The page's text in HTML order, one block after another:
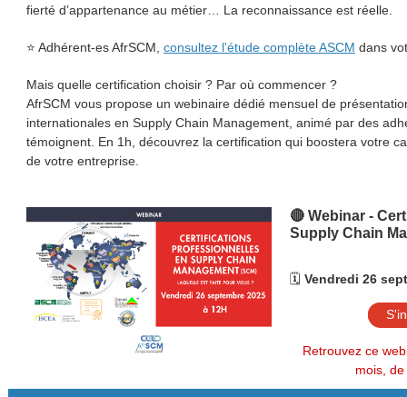
fierté d’appartenance au métier… La reconnaissance est réelle.
⭐ Adhérent-es AfrSCM, consultez l'étude complète ASCM dans
Mais quelle certification choisir ? Par où commencer ?
AfrSCM vous propose un webinaire dédié mensuel de
internationales en Supply Chain Management, animé par des
témoignent. En 1h, découvrez la certification qui boostera votre
de votre entreprise.
🔴 Webinar -
Supply Chain
🗓️ Vendredi 26
Retrouvez ce
mois,